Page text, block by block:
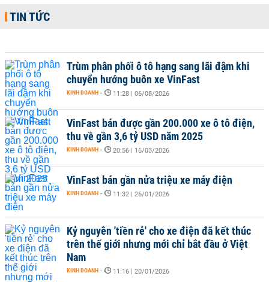
TIN TỨC
Trùm phân phối ô tô hạng sang lãi đậm khi
chuyển hướng buôn xe VinFast
KINH DOANH - 11:28 | 06/08/2026
VinFast bán được gần 200.000 xe ô tô điện,
thu về gần 3,6 tỷ USD năm 2025
KINH DOANH - 20:56 | 16/03/2026
VinFast bán gần nửa triệu xe máy điện
KINH DOANH - 11:32 | 26/01/2026
Kỷ nguyên 'tiền rẻ' cho xe điện đã kết thúc
trên thế giới nhưng mới chỉ bắt đầu ở Việt
Nam
KINH DOANH - 11:16 | 20/01/2026